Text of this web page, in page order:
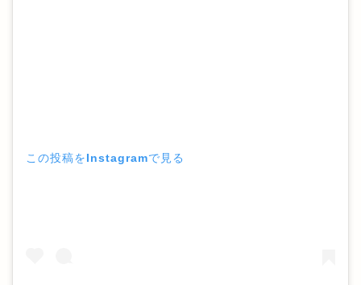
この投稿をInstagramで見る